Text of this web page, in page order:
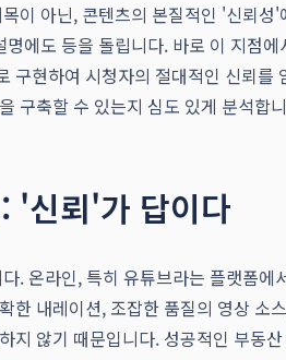
이 아닌, 콘텐츠의 본질적인 '신뢰
에도 등을 돌립니다. 바로 이 지점에
구현하여 시청자의 절대적인 신뢰
을 구축할 수 있는지 심도 있게 분석합
'신뢰'가 답이다
. 온라인, 특히 유튜브라는 플랫폼
한 내레이션, 조잡한 품질의 영상
지 않기 때문입니다. 성공적인 부